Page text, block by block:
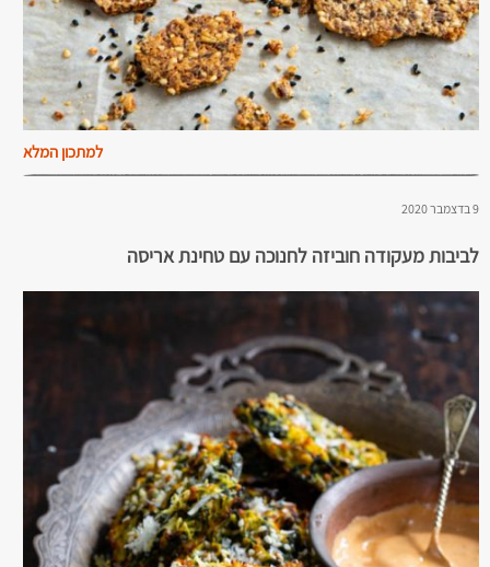
למתכון המלא
9 בדצמבר 2020
לביבות מעקודה חוביזה לחנוכה עם טחינת אריסה